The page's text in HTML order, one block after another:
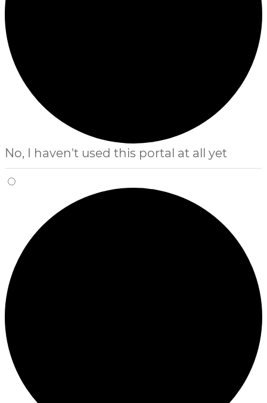
No, I haven't used this portal at all yet